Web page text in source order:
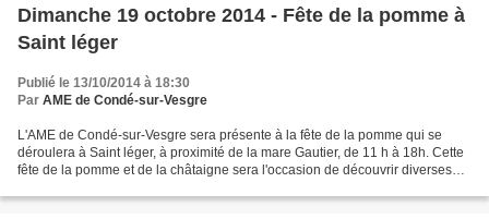
Dimanche 19 octobre 2014 - Fête de la pomme à
Saint léger
Publié le 13/10/2014 à 18:30
Par AME de Condé-sur-Vesgre
L'AME de Condé-sur-Vesgre sera présente à la fête de la pomme qui se
déroulera à Saint léger, à proximité de la mare Gautier, de 11 h à 18h. Cette
fête de la pomme et de la châtaigne sera l'occasion de découvrir diverses